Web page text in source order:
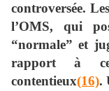
controversée.
l’OMS, qui
“normale” et
rapport à
contentieux(16).